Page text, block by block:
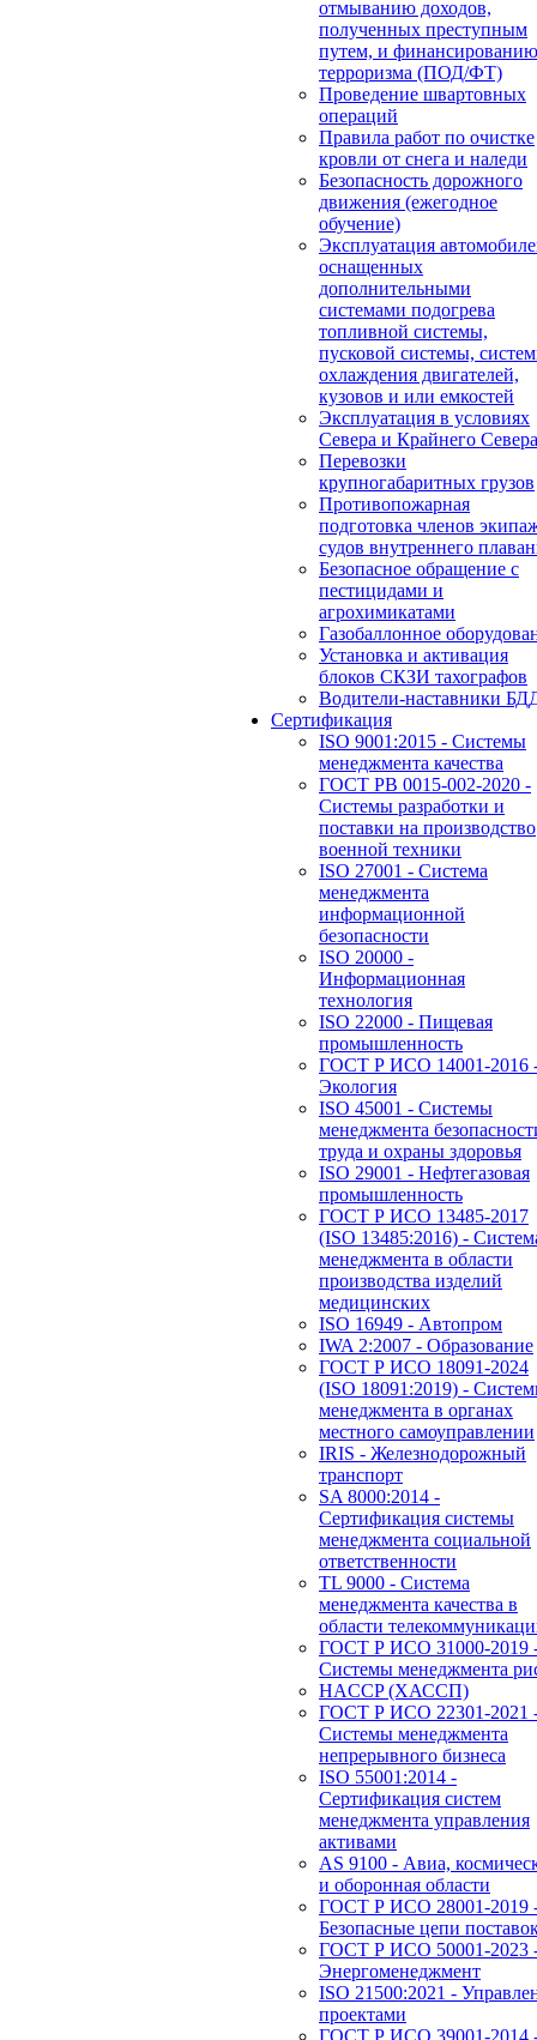
отмыванию доходов,
полученных преступным
путем, и финансированию
терроризма (ПОД/ФТ)
Проведение швартовных
операций
Правила работ по очистке
кровли от снега и наледи
Безопасность дорожного
движения (ежегодное
обучение)
Эксплуатация
оснащенных
дополнительными
системами подогрева
топливной системы,
пусковой системы,
охлаждения двигателей,
кузовов и или емкостей
Эксплуатация в условиях
Севера и Крайнего Севера
Перевозки
крупногабаритных грузов
Противопожарная
подготовка членов
судов внутреннего
Безопасное обращение с
пестицидами и
агрохимикатами
Газобаллонное
Установка и активация
блоков СКЗИ тахографов
Водители-наставники
Сертификация
ISO 9001:2015 - Системы
менеджмента качества
ГОСТ РВ 0015-002-2020 -
Системы разработки и
поставки на производство
военной техники
ISO 27001 - Система
менеджмента
информационной
безопасности
ISO 20000 -
Информационная
технология
ISO 22000 - Пищевая
промышленность
ГОСТ Р ИСО 14001-2016
Экология
ISO 45001 - Системы
менеджмента
труда и охраны здоровья
ISO 29001 - Нефтегазовая
промышленность
ГОСТ Р ИСО 13485-2017
(ISO 13485:2016) -
менеджмента в области
производства изделий
медицинских
ISO 16949 - Автопром
IWA 2:2007 - Образование
ГОСТ Р ИСО 18091-2024
(ISO 18091:2019) -
менеджмента в органах
местного самоуправлении
IRIS - Железнодорожный
транспорт
SA 8000:2014 -
Сертификация системы
менеджмента социальной
ответственности
TL 9000 - Система
менеджмента качества в
области
ГОСТ Р ИСО 31000-2019
Системы менеджмента
HACCP (ХАССП)
ГОСТ Р ИСО 22301-2021
Системы менеджмента
непрерывного бизнеса
ISO 55001:2014 -
Сертификация систем
менеджмента управления
активами
AS 9100 - Авиа,
и оборонная области
ГОСТ Р ИСО 28001-2019
Безопасные цепи
ГОСТ Р ИСО 50001-2023
Энергоменеджмент
ISO 21500:2021 -
проектами
ГОСТ Р ИСО 39001-2014